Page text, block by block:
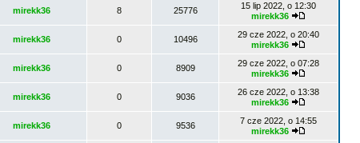
mirekk36 8 25776
15 lip 2022, o 12:30
mirekk36
mirekk36 0 10496
29 cze 2022, o 20:40
mirekk36
mirekk36 0 8909
29 cze 2022, o 07:28
mirekk36
mirekk36 0 9036
26 cze 2022, o 13:38
mirekk36
mirekk36 0 9536
7 cze 2022, o 14:55
mirekk36